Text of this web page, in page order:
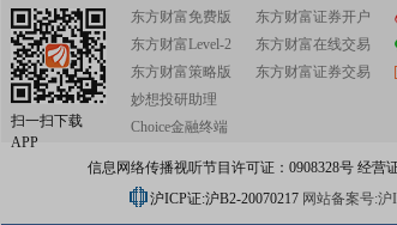
扫一扫下载
APP
东方财富免费版
东方财富Level-2
东方财富策略版
妙想投研助理
Choice金融终端
东方财富证券开户
东方财富在线交易
东方财富证券交易
信息网络传播视听节目许可证：0908328号 经营
沪ICP证:沪B2-20070217 网站备案号:沪